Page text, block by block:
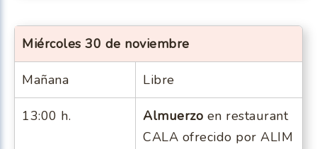
Miércoles 30 de noviembre
Mañana Libre
13:00 h. Almuerzo en restaurant
CALA ofrecido por ALIM